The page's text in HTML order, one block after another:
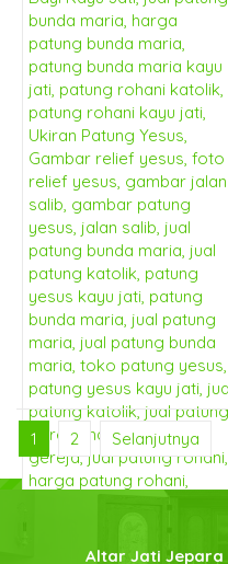
1 2 Selanjutnya
Altar Jati Jepara